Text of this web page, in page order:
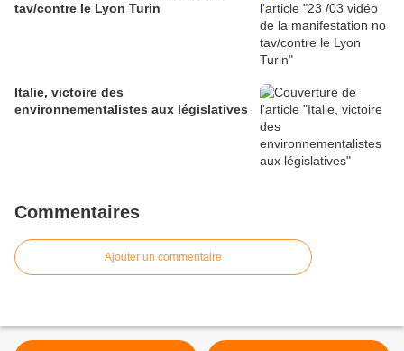
tav/contre le Lyon Turin
Italie, victoire des
environnementalistes aux législatives
Commentaires
Ajouter un commentaire